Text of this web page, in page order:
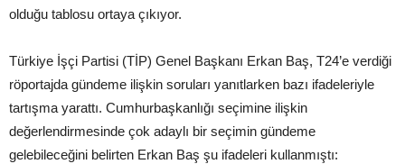
olduğu tablosu ortaya çıkıyor.
Türkiye İşçi Partisi (TİP) Genel Başkanı Erkan Baş, T24’e verdiği
röportajda gündeme ilişkin soruları yanıtlarken bazı ifadeleriyle
tartışma yarattı. Cumhurbaşkanlığı seçimine ilişkin
değerlendirmesinde çok adaylı bir seçimin gündeme
gelebileceğini belirten Erkan Baş şu ifadeleri kullanmıştı: